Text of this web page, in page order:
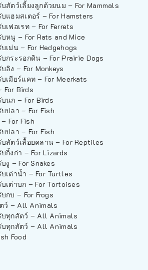
สัตว์เลี้ยงลูกด้วยนม – For Mammals
แฮมสเตอร์ – For Hamsters
เฟอเรท – For Ferrets
หนู – For Rats and Mice
เม่น – For Hedgehogs
กระรอกดิน – For Prairie Dogs
ลิง – For Monkeys
เมียร์แคท – For Meerkats
For Birds
นก – For Birds
ปลา – For Fish
For Fish
ปลา – For Fish
สัตว์เลื้อยคลาน – For Reptiles
กิ้งก่า – For Lizards
งู – For Snakes
เต่าน้ำ – For Turtles
เต่าบก – For Tortoises
กบ – For Frogs
ว์ – All Animals
บทุกสัตว์ – All Animals
บทุกสัตว์ – All Animals
Food